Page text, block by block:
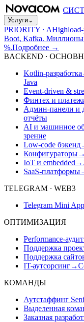
Услуги⌄
PRIORITY · AHighload-
Boot, Kafka. Миллионы
%.Подробнее →
BACKEND ·
Kotlin-разработка
Java
Event-driven &
Финтех и
Админ-панели и
отчёты
AI и машинное
зрение
Low-code бэкенд
Конфигураторы→
IoT и embedded →
SaaS-платформы
TELEGRAM · WEB3
Telegram Mini
ОПТИМИЗАЦИЯ
Performance-аудит
Поддержка
Поддержка
IT-аутсорсинг→
КОМАНДЫ
Аутстаффинг
Выделенная
Заказная